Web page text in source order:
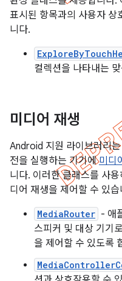
표시된 항목과의 사용자 상
니다.
컬렉션을 나타내는
미디어 재생
Android 지원 라이브러리
전을 실행하는 기기에미디
니다. 이러한 클래스를 사
디어 재생을 제어할 수 있습
MediaRouter - 애
스피커 및 대상 기기
을 제어할 수 있도록